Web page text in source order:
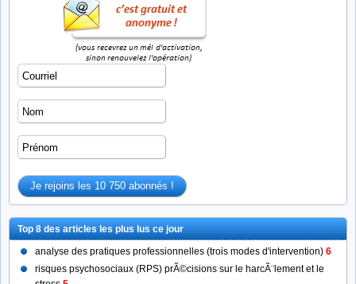
Se forger un caractère de
incontournables
Affirmation de Soi & Développement
coaching
accompagnements
Top 8 des articles les plus lus ce jour
analyse des pratiques professionnelles (trois modes d'intervention) 6
risques psychosociaux (RPS) prÃ©cisions sur le harcÃ¨lement et le